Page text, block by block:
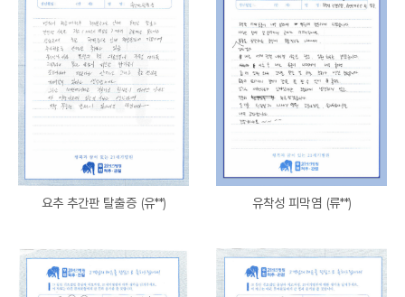
요추 추간판 탈출증 (유**) 유착성 피막염 (류**)